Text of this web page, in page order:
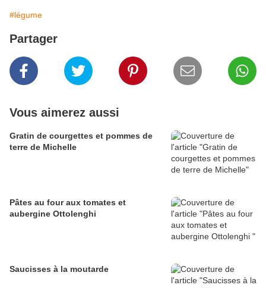
#légume
Partager
Vous aimerez aussi
Gratin de courgettes et pommes de
terre de Michelle
Pâtes au four aux tomates et
aubergine Ottolenghi
Saucisses à la moutarde